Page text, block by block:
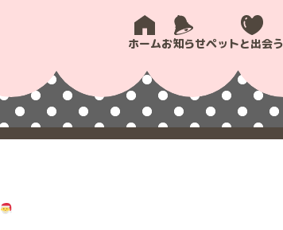
ホームお知らせペットと出会う